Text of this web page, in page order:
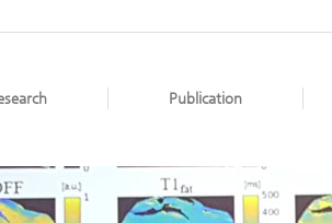
Publication